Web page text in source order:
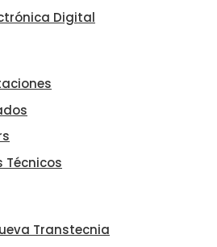
Digital
Técnicos
Transtecnia